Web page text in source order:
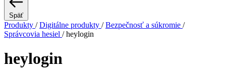
Späť
Produkty / Digitálne produkty / Bezpečnosť a súkromie /
Správcovia hesiel / heylogin
heylogin